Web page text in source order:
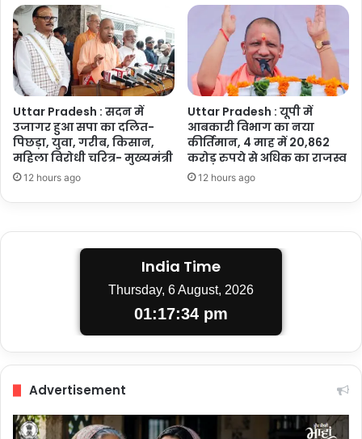
Uttar Pradesh : सदन में
उजागर हुआ सपा का दलित-
पिछड़ा, युवा, गरीब, किसान,
महिला विरोधी चरित्र- मुख्यमंत्री
12 hours ago
Uttar Pradesh : यूपी में
आबकारी विभाग का नया
कीर्तिमान, 4 माह में 20,862
करोड़ रुपये से अधिक का राजस्व
12 hours ago
India Time
Thursday, 6 August, 2026
01:17:35 pm
Advertisement